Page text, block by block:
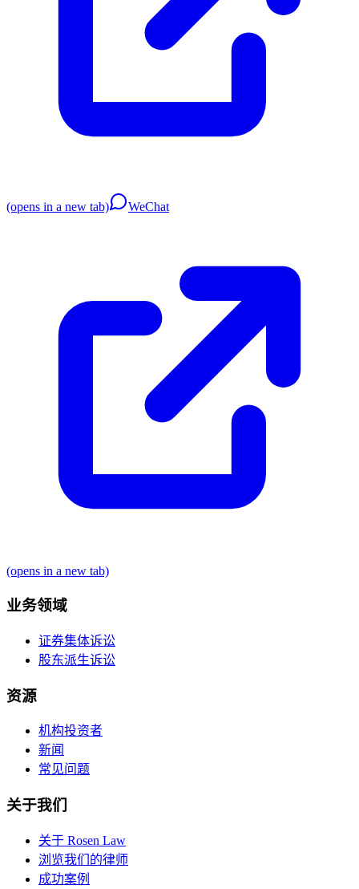
(opens in a new tab) WeChat
(opens in a new tab)
业务领域
证券集体诉讼
股东派生诉讼
资源
机构投资者
新闻
常见问题
关于我们
关于 Rosen Law
浏览我们的律师
成功案例